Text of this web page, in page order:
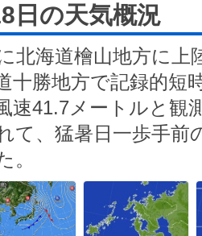
日の天気概況
北海道檜山地方に上
十勝地方で記録的短
速41.7メートルと観
て、猛暑日一歩手前
。